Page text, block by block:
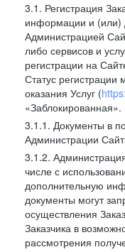
3.1. Регистрация
информации и (или)
Администрацией
либо сервисов и
регистрации на
Статус
оказания Услуг (
«Заблокированная».
3.1.1. Документы в
Администрации
3.1.2.
числе с
дополнительную
документы могут
осуществления
Заказчика в
рассмотрения